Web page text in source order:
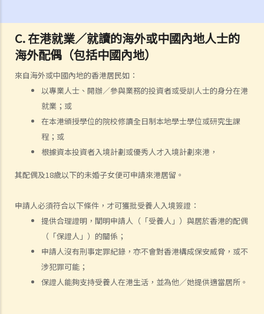
C. 在港就業／就讀的海外或中國內地人士的
海外配偶（包括中國內地）
來自海外或中國內地的香港居民如：
以專業人士、開辦／參與業務的投資者或受訓人士的身分在港
就業；或
在本港頒授學位的院校修讀全日制本地學士學位或研究生課
程；或
根據資本投資者入境計劃或優秀人才入境計劃來港，
其配偶及18歲以下的未婚子女便可申請來港居留。
申請人必須符合以下條件，才可獲批受養人入境簽證：
提供合理證明，闡明申請人（「受養人」）與居於香港的配偶
（「保證人」）的關係；
申請人沒有刑事定罪紀錄，亦不會對香港構成保安威脅，或不
涉犯罪可能；
保證人能夠支持受養人在港生活，並為他／她提供適當居所。
2. 我在香港以外的地方結婚，但擔心在香港不被承認。我可以在香港登
記結婚嗎？
C. 辦理婚姻登記及舉行婚禮
A. 在香港結婚的條件
B. 結婚登記程序
C. 婚姻的有效性
D. 《婚姻條例》下的罪行
E. 婚姻協議書
B. 婚前協議書及公共政策
1. 如果夫妻打算離婚，簽訂分居協議有甚麼好處？
2. 如果一方在聆訊前不再同意分居協議的條款，應該怎樣處理？
F. 與非香港居民結婚
A. 香港居民與海外人士結婚（中國內地人士除外）